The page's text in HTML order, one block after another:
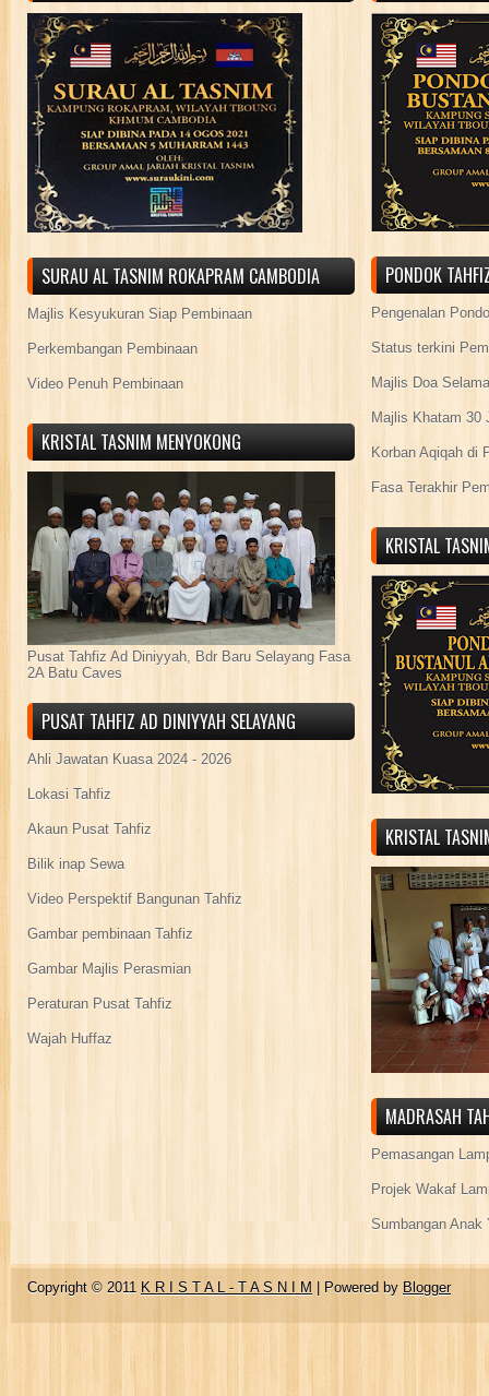
SURAU AL TASNIM ROKAPRAM CAMBODIA
Majlis Kesyukuran Siap Pembinaan
Perkembangan Pembinaan
Video Penuh Pembinaan
KRISTAL TASNIM MENYOKONG
Pusat Tahfiz Ad Diniyyah, Bdr Baru Selayang Fasa
2A Batu Caves
PUSAT TAHFIZ AD DINIYYAH SELAYANG
Ahli Jawatan Kuasa 2024 - 2026
Lokasi Tahfiz
Akaun Pusat Tahfiz
Bilik inap Sewa
Video Perspektif Bangunan Tahfiz
Gambar pembinaan Tahfiz
Gambar Majlis Perasmian
Peraturan Pusat Tahfiz
Wajah Huffaz
PONDOK
Pengenalan
Status terkini
Majlis Doa
Majlis Khatam 30
Korban Aqiqah di
Fasa Terakhir
KRISTAL
KRISTAL
MADRASAH
Pemasangan
Projek Wakaf
Sumbangan Anak
Copyright © 2011 K R I S T A L - T A S N I M | Powered by Blogger